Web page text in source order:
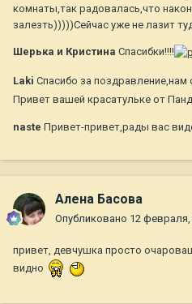
комнаты,так радовалась,что
залезть)))))Сейчас уже не лазит
Шерька и Кристина Спасибки!!!!
Laki Спасибо за поздравление,нам
Привет вашей красатульке от
naste Привет-привет,рады вас
Алена Басова
Опубликовано 12 февраля,
привет, девчушка просто
видно